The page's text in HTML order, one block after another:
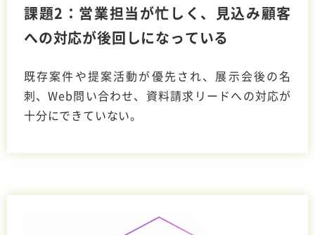
課題2：営業担当が忙しく、見込み顧客
への対応が後回しになっている
既存案件や提案活動が優先され、展示会後の名
刺、Web問い合わせ、資料請求リードへの対応が
十分にできていない。